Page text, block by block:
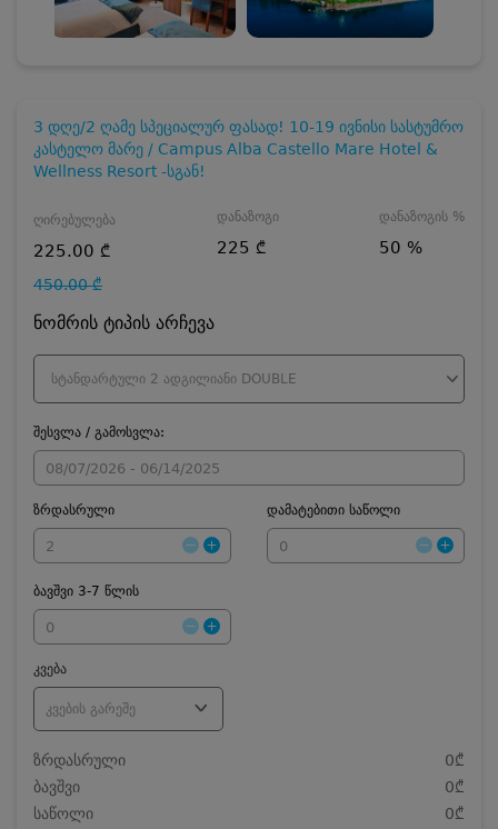
3 დღე/2 ღამე სპეციალურ ფასად! 10-19 ივნისი სასტუმრო
კასტელო მარე / Campus Alba Castello Mare Hotel &
Wellness Resort -სგან!
ღირებულება
225.00 ₾
450.00 ₾
დანაზოგი
225 ₾
დანაზოგის %
50 %
ნომრის ტიპის არჩევა
სტანდარტული 2 ადგილიანი DOUBLE
შესვლა / გამოსვლა:
ზრდასრული დამატებითი საწოლი
ბავშვი 3-7 წლის
კვება
კვების გარეშე
ზრდასრული
0₾
ბავშვი
0₾
საწოლი
0₾